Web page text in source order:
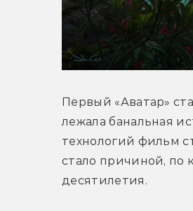
Первый «Аватар»
лежала банальная
технологий фильм
стало причиной, по
десятилетия.